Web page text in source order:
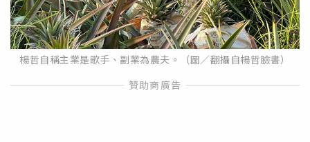
楊哲自稱主業是歌手、副業為農夫。（圖／翻攝自楊哲臉書）